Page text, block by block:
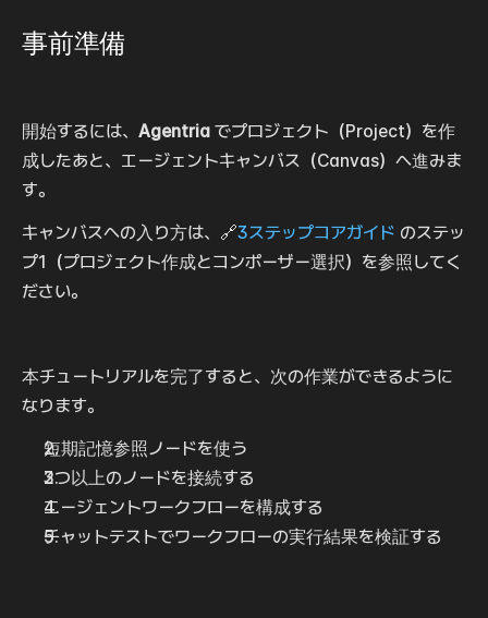
事前準備
開始するには、 Agentria でプロジェクト（Project）を作
成したあと、エージェントキャンバス（Canvas）へ進みま
す。
キャンバスへの入り方は、🔗3ステップコアガイド のステッ
プ1（プロジェクト作成とコンポーザー選択）を参照してく
ださい。
本チュートリアルを完了すると、次の作業ができるように
なります。
短期記憶参照ノードを使う
2つ以上のノードを接続する
エージェントワークフローを構成する
チャットテストでワークフローの実行結果を検証する